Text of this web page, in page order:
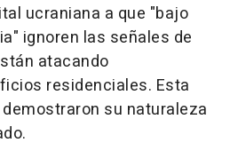
ucraniana a que "bajo
ignoren las señales de
atacando
residenciales. Esta
su naturaleza